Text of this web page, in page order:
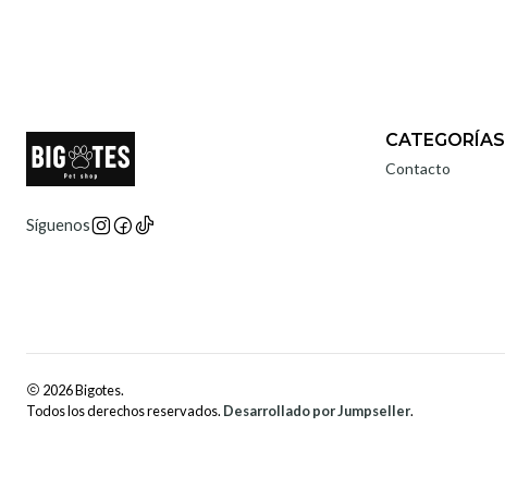
Síguenos
CATEGORÍAS
Contacto
2026 Bigotes.
Todos los derechos reservados. Desarrollado por Jumpseller.